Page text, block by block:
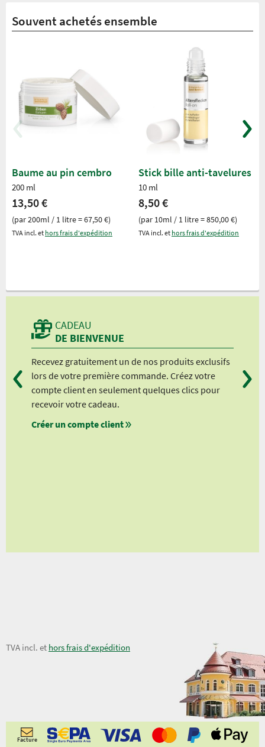
Souvent achetés ensemble
Baume au pin cembro
200 ml
13,50 €
(par 200ml / 1 litre = 67,50 €)
TVA incl. et hors frais d'expédition
Stick bille anti-tavelures
10 ml
8,50 €
(par 10ml / 1 litre = 850,00 €)
TVA incl. et hors frais d'expédition
CADEAU
DE BIENVENUE
Recevez gratuitement un de nos produits exclusifs
lors de votre première commande. Créez votre
compte client en seulement quelques clics pour
recevoir votre cadeau.
Créer un compte client
7,00 €
TVA incl. et hors frais d'expédition
Facture